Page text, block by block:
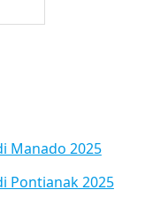
Manado 2025
Pontianak 2025